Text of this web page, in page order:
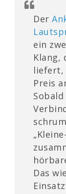
Der
ein
Klang,
liefert,
Preis
Das